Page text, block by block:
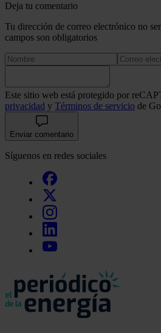
Deja tu comentario
Tu dirección de correo electrónico no
campos son obligatorios
Este sitio web está protegido por
privacidad y Términos de servicio de
Enviar comentario
Síguenos en redes sociales